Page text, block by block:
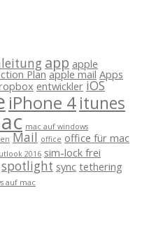
app apple
Plan apple mail Apps
entwickler iOS
iPhone 4itunes
mac auf windows
Mail office office für mac
2016 sim-lock frei
spotlight sync tethering
auf mac